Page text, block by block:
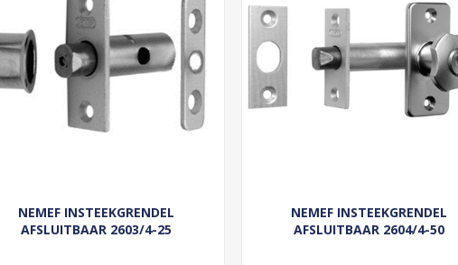
NEMEF INSTEEKGRENDEL
AFSLUITBAAR 2603/4-25
NEMEF INSTEEKGRENDEL
AFSLUITBAAR 2604/4-50